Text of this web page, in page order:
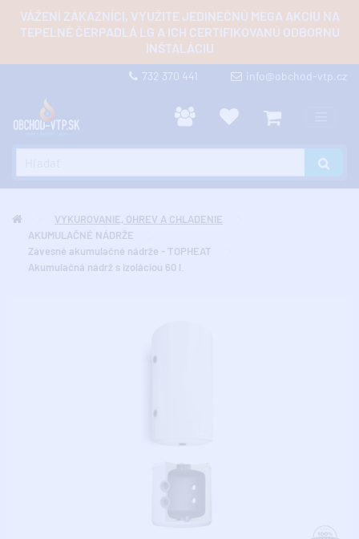
VÁŽENÍ ZÁKAZNÍCI, VYUŽITE JEDINEČNÚ MEGA AKCIU NA
TEPELNÉ ČERPADLÁ LG A ICH CERTIFIKOVANÚ ODBORNÚ
INŠTALÁCIU
732 370 441 info@obchod-vtp.cz
VYKUROVANIE, OHREV A CHLADENIE
AKUMULAČNÉ NÁDRŽE
Závesné akumulačné nádrže - TOPHEAT
Akumulačná nádrž s izoláciou 60 l.